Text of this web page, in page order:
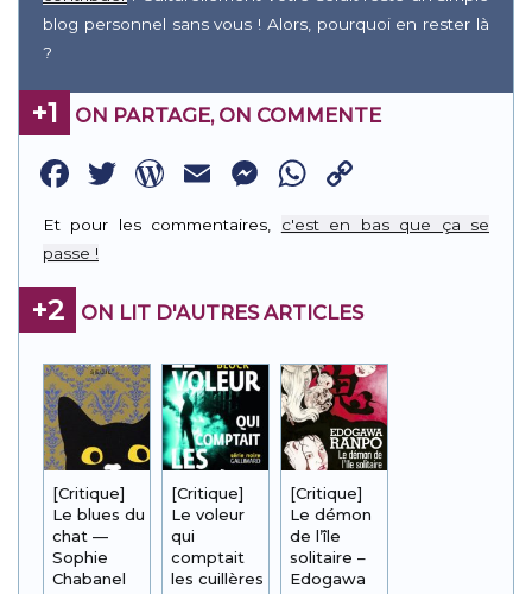
blog personnel sans vous ! Alors, pourquoi en rester là
?
+1 ON PARTAGE, ON COMMENTE
Facebook
Twitter
WordPress
EmailMessenger
WhatsApp
Link
Et pour les commentaires, c'est en bas que ça se
passe !
+2 ON LIT D'AUTRES ARTICLES
[Critique]
Le blues du
chat —
Sophie
Chabanel
[Critique]
Le voleur
qui
comptait
les cuillères
[Critique]
Le démon
de l’île
solitaire –
Edogawa